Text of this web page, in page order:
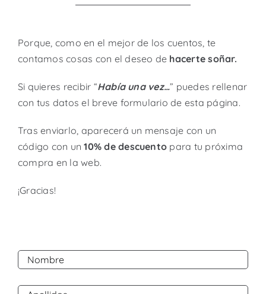
COLECCIONES
P&W BY YOU
Porque, como en el mejor de los cuentos, te
contamos cosas con el deseo de hacerte soñar.
Si quieres recibir “Había una vez…” puedes rellenar
con tus datos el breve formulario de esta página.
Tras enviarlo, aparecerá un mensaje con un
código con un10% de descuento para tu próxima
compra en la web.
¡Gracias!